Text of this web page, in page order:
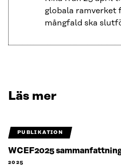
globala ramverket
mångfald ska
Läs mer
PUBLIKATION
WCEF2025
2025